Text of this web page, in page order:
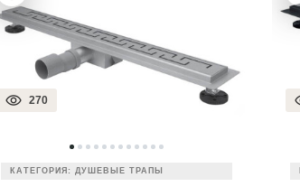
270
КАТЕГОРИЯ: ДУШЕВЫЕ ТРАПЫ